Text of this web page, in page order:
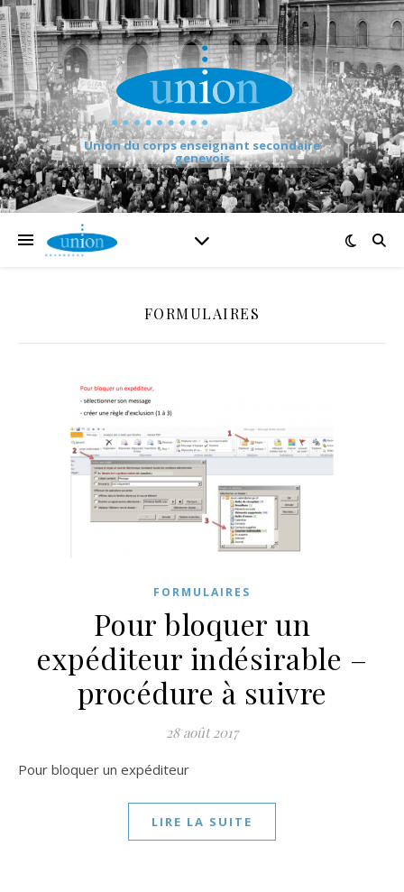
Union du corps enseignant secondaire
genevois
FORMULAIRES
FORMULAIRES
Pour bloquer un
expéditeur indésirable –
procédure à suivre
28 août 2017
Pour bloquer un expéditeur
LIRE LA SUITE